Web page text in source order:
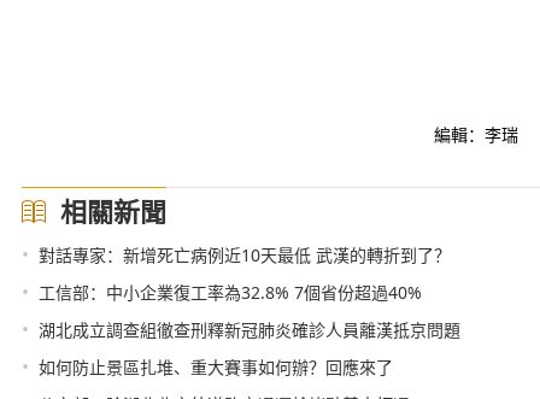
編輯：李瑞
相關新聞
• 對話專家：新增死亡病例近10天最低 武漢的轉折到了？
• 工信部：中小企業復工率為32.8% 7個省份超過40%
• 湖北成立調查組徹查刑釋新冠肺炎確診人員離漢抵京問題
• 如何防止景區扎堆、重大賽事如何辦？回應來了